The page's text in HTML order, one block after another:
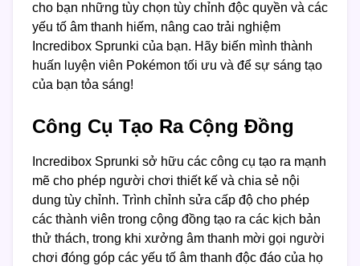
cho bạn những tùy chọn tùy chỉnh độc quyền và các
yếu tố âm thanh hiếm, nâng cao trải nghiệm
Incredibox Sprunki của bạn. Hãy biến mình thành
huấn luyện viên Pokémon tối ưu và để sự sáng tạo
của bạn tỏa sáng!
Công Cụ Tạo Ra Cộng Đồng
Incredibox Sprunki sở hữu các công cụ tạo ra mạnh
mẽ cho phép người chơi thiết kế và chia sẻ nội
dung tùy chỉnh. Trình chỉnh sửa cấp độ cho phép
các thành viên trong cộng đồng tạo ra các kịch bản
thử thách, trong khi xưởng âm thanh mời gọi người
chơi đóng góp các yếu tố âm thanh độc đáo của họ